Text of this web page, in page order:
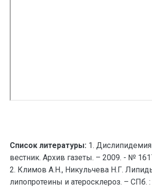
Список литературы: 1.
вестник. Архив газеты. – 2009. - №
2. Климов А.Н., Никульчева Н.Г.
липопротеины и атеросклероз. – СПб.